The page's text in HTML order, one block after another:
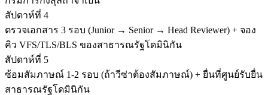
สัปดาห์ที่ 4
ตรวจเอกสาร 3 รอบ (Junior → Senior → Head Reviewer) + จอง
คิว VFS/TLS/BLS ของสาธารณรัฐโดมินิกัน
สัปดาห์ที่ 5
ซ้อมสัมภาษณ์ 1-2 รอบ (ถ้าวีซ่าต้องสัมภาษณ์) + ยื่นที่ศูนย์รับยื่น
สาธารณรัฐโดมินิกัน